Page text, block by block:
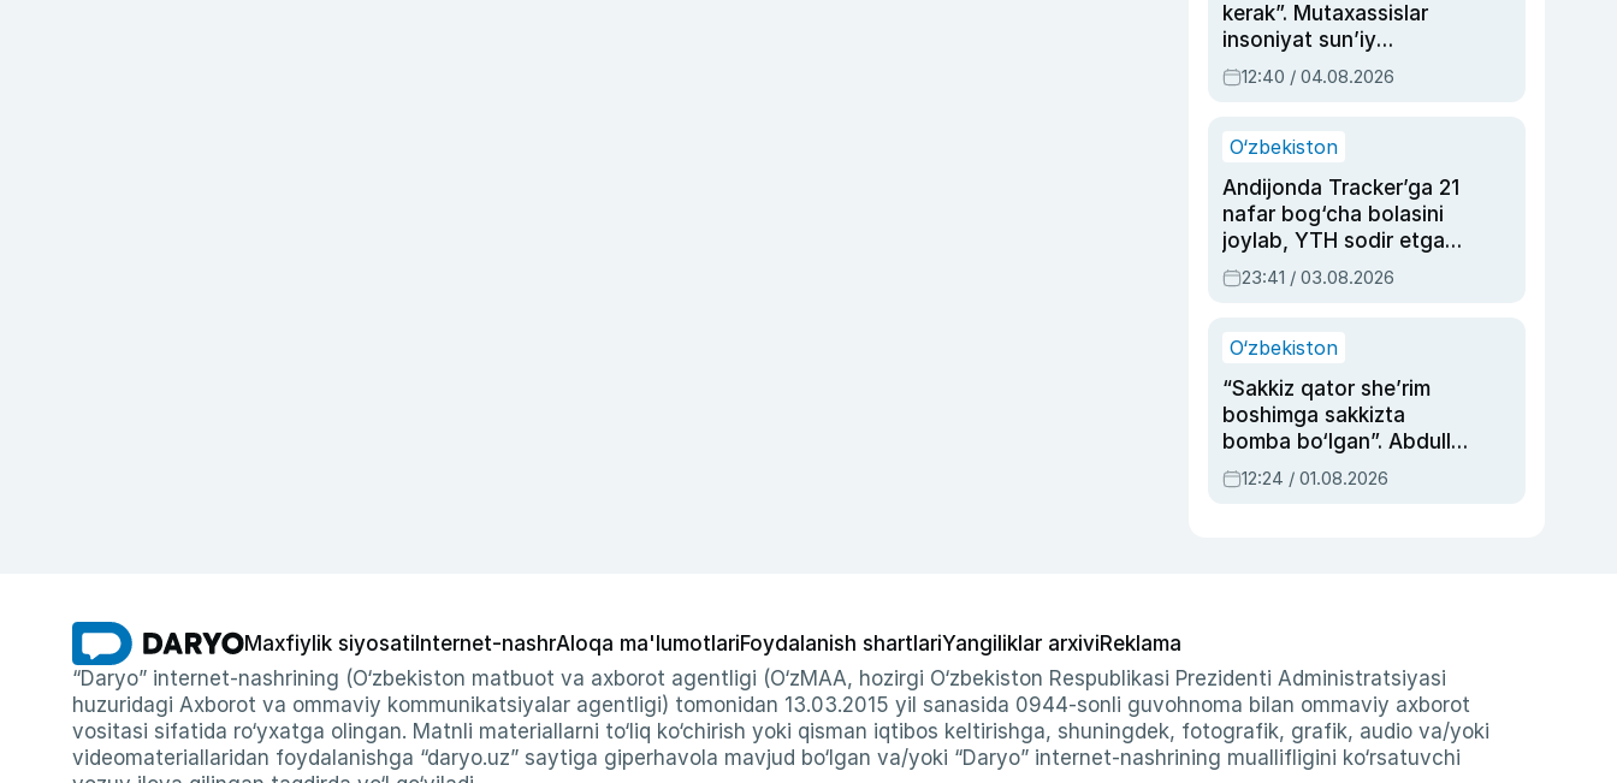
kerak”. Mutaxassislar
insoniyat sun’iy
intellektni boshqara
olmay qolishidan xavotir
12:40 / 04.08.2026
O‘zbekiston
Andijonda Tracker’ga 21
nafar bog‘cha bolasini
joylab, YTH sodir etgan
ayolga sud hukmi o‘qildi
23:41 / 03.08.2026
O‘zbekiston
“Sakkiz qator she’rim
boshimga sakkizta
bomba bo‘lgan”. Abdulla
Oripovni siyosiy
ayblovlardan asrab
12:24 / 01.08.2026
Maxfiylik siyosati Internet-nashrAloqa ma'lumotlariFoydalanish shartlariYangiliklar arxiviReklama
“Daryo” internet-nashrining (O‘zbekiston matbuot va axborot agentligi (O‘zMAA, hozirgi O‘zbekiston Respublikasi Prezidenti Administratsiyasi
huzuridagi Axborot va ommaviy kommunikatsiyalar agentligi) tomonidan 13.03.2015 yil sanasida 0944-sonli guvohnoma bilan ommaviy axborot
vositasi sifatida ro‘yxatga olingan. Matnli materiallarni to‘liq ko‘chirish yoki qisman iqtibos keltirishga, shuningdek, fotografik, grafik, audio va/yoki
videomateriallaridan foydalanishga “daryo.uz” saytiga giperhavola mavjud bo‘lgan va/yoki “Daryo” internet-nashrining muallifligini ko‘rsatuvchi